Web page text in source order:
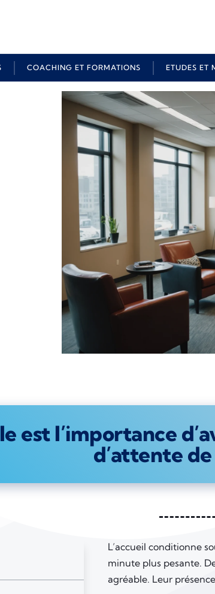
COACHING ET FORMATIONS ETUDES ET
est l’importance
d’attente
L’accueil conditionne
minute plus pesante.
agréable. Leur